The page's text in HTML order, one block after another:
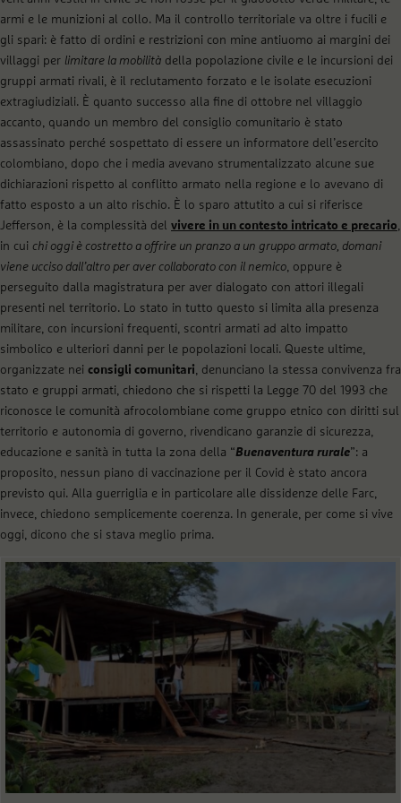
armi e le munizioni al collo. Ma il controllo territoriale va oltre i fucili e
gli spari: è fatto di ordini e restrizioni con mine antiuomo ai margini dei
villaggi per limitare la mobilità della popolazione civile e le incursioni dei
gruppi armati rivali, è il reclutamento forzato e le isolate esecuzioni
extragiudiziali. È quanto successo alla fine di ottobre nel villaggio
accanto, quando un membro del consiglio comunitario è stato
assassinato perché sospettato di essere un informatore dell’esercito
colombiano, dopo che i media avevano strumentalizzato alcune sue
dichiarazioni rispetto al conflitto armato nella regione e lo avevano di
fatto esposto a un alto rischio. È lo sparo attutito a cui si riferisce
Jefferson, è la complessità del vivere in un contesto intricato e precario,
in cui chi oggi è costretto a offrire un pranzo a un gruppo armato, domani
viene ucciso dall’altro per aver collaborato con il nemico, oppure è
perseguito dalla magistratura per aver dialogato con attori illegali
presenti nel territorio. Lo stato in tutto questo si limita alla presenza
militare, con incursioni frequenti, scontri armati ad alto impatto
simbolico e ulteriori danni per le popolazioni locali. Queste ultime,
organizzate nei consigli comunitari, denunciano la stessa convivenza fra
stato e gruppi armati, chiedono che si rispetti la Legge 70 del 1993 che
riconosce le comunità afrocolombiane come gruppo etnico con diritti sul
territorio e autonomia di governo, rivendicano garanzie di sicurezza,
educazione e sanità in tutta la zona della “Buenaventura rurale”: a
proposito, nessun piano di vaccinazione per il Covid è stato ancora
previsto qui. Alla guerriglia e in particolare alle dissidenze delle Farc,
invece, chiedono semplicemente coerenza. In generale, per come si vive
oggi, dicono che si stava meglio prima.